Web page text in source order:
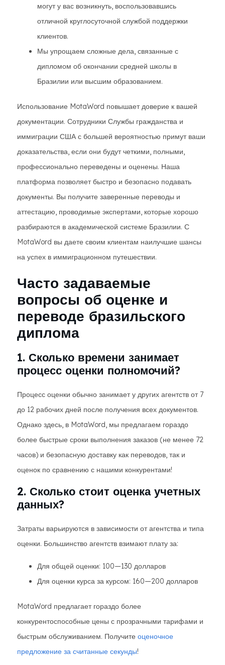
могут у вас возникнуть, воспользовавшись
отличной круглосуточной службой поддержки
клиентов.
Мы упрощаем сложные дела, связанные с
дипломом об окончании средней школы в
Бразилии или высшим образованием.
Использование MotaWord повышает доверие к вашей
документации. Сотрудники Службы гражданства и
иммиграции США с большей вероятностью примут ваши
доказательства, если они будут четкими, полными,
профессионально переведены и оценены. Наша
платформа позволяет быстро и безопасно подавать
документы. Вы получите заверенные переводы и
аттестацию, проводимые экспертами, которые хорошо
разбираются в академической системе Бразилии. С
MotaWord вы даете своим клиентам наилучшие шансы
на успех в иммиграционном путешествии.
Часто задаваемые
вопросы об оценке и
переводе бразильского
диплома
1. Сколько времени занимает
процесс оценки полномочий?
Процесс оценки обычно занимает у других агентств от 7
до 12 рабочих дней после получения всех документов.
Однако здесь, в MotaWord, мы предлагаем гораздо
более быстрые сроки выполнения заказов (не менее 72
часов) и безопасную доставку как переводов, так и
оценок по сравнению с нашими конкурентами!
2. Сколько стоит оценка учетных
данных?
Затраты варьируются в зависимости от агентства и типа
оценки. Большинство агентств взимают плату за:
Для общей оценки: 100—130 долларов
Для оценки курса за курсом: 160—200 долларов
MotaWord предлагает гораздо более
конкурентоспособные цены с прозрачными тарифами и
быстрым обслуживанием. Получите оценочное
предложение за считанные секунды!